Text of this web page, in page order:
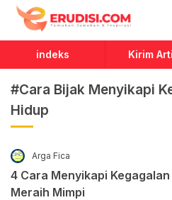
Erudisi
Temukan Jawaban dan
indeks Kirim
#Cara Bijak Menyikapi
Hidup
Arga Fica
4 Cara Menyikapi Kegagalan
Meraih Mimpi